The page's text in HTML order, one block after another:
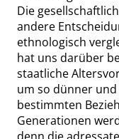
Die
andere
ethnologisch
hat uns darüber
staatliche
um so dünner
bestimmten
Generationen